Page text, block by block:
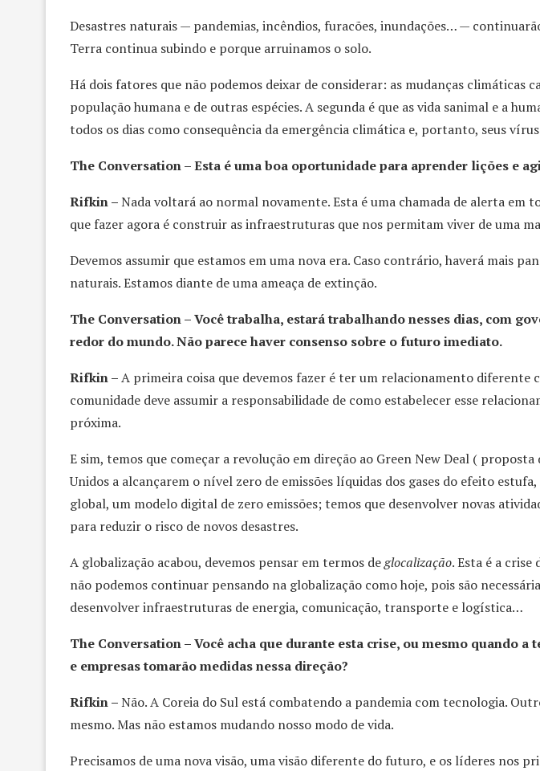
Desastres naturais — pandemias, incêndios, furacões, inundações… —
Terra continua subindo e porque arruinamos o solo.
Há dois fatores que não podemos deixar de considerar: as mudanças climáticas
população humana e de outras espécies. A segunda é que as vida sanimal e a
todos os dias como consequência da emergência climática e, portanto, seus
The Conversation – Esta é uma boa oportunidade para aprender lições e
Rifkin –Nada voltará ao normal novamente. Esta é uma chamada de alerta em
que fazer agora é construir as infraestruturas que nos permitam viver de uma
Devemos assumir que estamos em uma nova era. Caso contrário, haverá mais
naturais. Estamos diante de uma ameaça de extinção.
The Conversation – Você trabalha, estará trabalhando nesses dias, com
redor do mundo. Não parece haver consenso sobre o futuro imediato.
Rifkin –A primeira coisa que devemos fazer é ter um relacionamento diferente
comunidade deve assumir a responsabilidade de como estabelecer esse
próxima.
E sim, temos que começar a revolução em direção ao Green New Deal ( proposta
Unidos a alcançarem o nível zero de emissões líquidas dos gases do efeito
global, um modelo digital de zero emissões; temos que desenvolver novas
para reduzir o risco de novos desastres.
A globalização acabou, devemos pensar em termos deglocalização. Esta é a crise
não podemos continuar pensando na globalização como hoje, pois são
desenvolver infraestruturas de energia, comunicação, transporte e logística…
The Conversation – Você acha que durante esta crise, ou mesmo quando
e empresas tomarão medidas nessa direção?
Rifkin –Não. A Coreia do Sul está combatendo a pandemia com tecnologia.
mesmo. Mas não estamos mudando nosso modo de vida.
Precisamos de uma nova visão, uma visão diferente do futuro, e os líderes nos